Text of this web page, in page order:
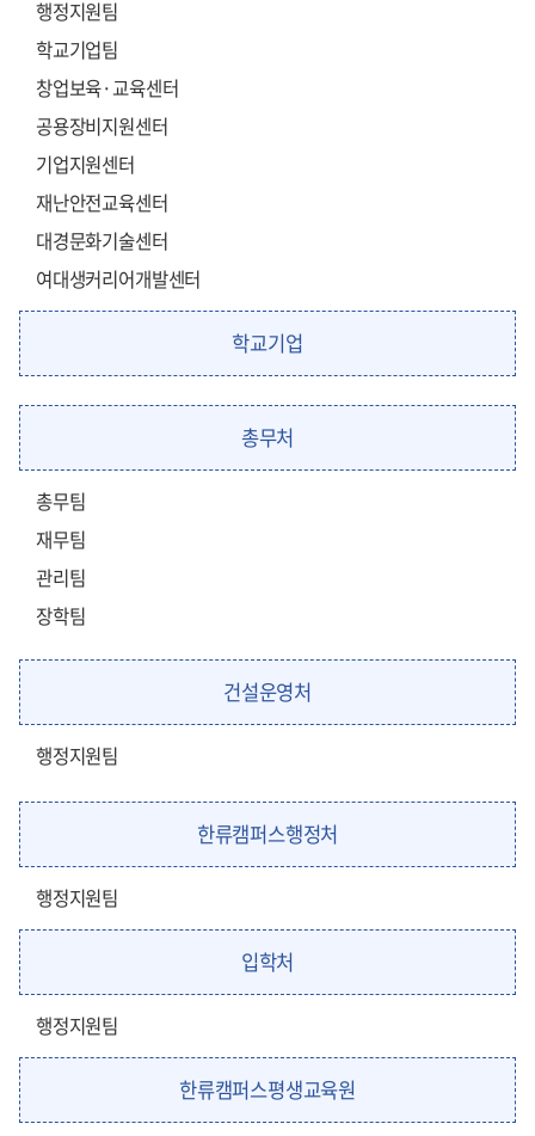
행정지원팀
학교기업팀
창업보육·교육센터
공용장비지원센터
기업지원센터
재난안전교육센터
대경문화기술센터
여대생커리어개발센터
학교기업
총무처
총무팀
재무팀
관리팀
장학팀
건설운영처
행정지원팀
한류캠퍼스행정처
행정지원팀
입학처
행정지원팀
한류캠퍼스평생교육원